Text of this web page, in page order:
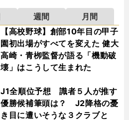
週間
月間
【高校野球】創部10年目の甲子
園初出場がすべてを変えた 健大
高崎・青栁監督が語る「機動破
壊」はこうして生まれた
J1全順位予想 識者５人が推す
優勝候補筆頭は？ J2降格の憂
き目に遭いそうな３クラブと